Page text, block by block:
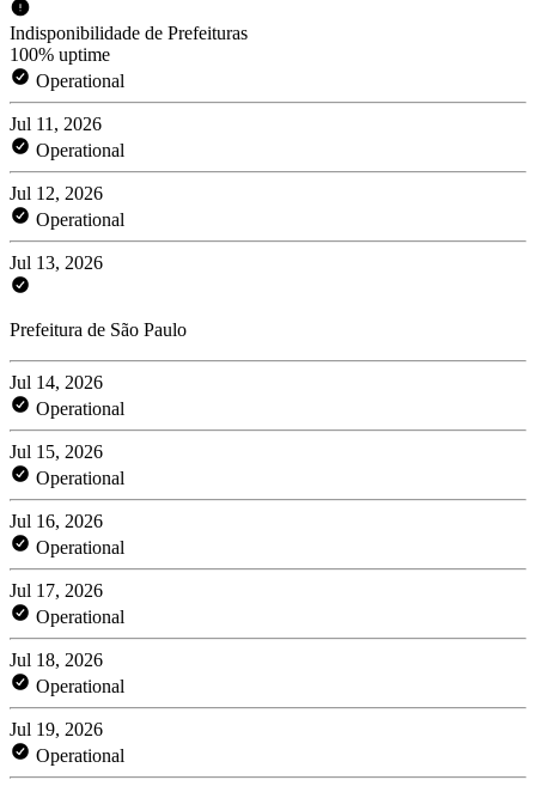
Indisponibilidade de Prefeituras
100% uptime
Operational
Jul 11, 2026
Operational
Jul 12, 2026
Operational
Jul 13, 2026
Prefeitura de São Paulo
Jul 14, 2026
Operational
Jul 15, 2026
Operational
Jul 16, 2026
Operational
Jul 17, 2026
Operational
Jul 18, 2026
Operational
Jul 19, 2026
Operational